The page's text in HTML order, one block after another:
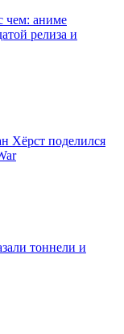
чем: аниме
релиза и
Хёрст поделился
тоннели и